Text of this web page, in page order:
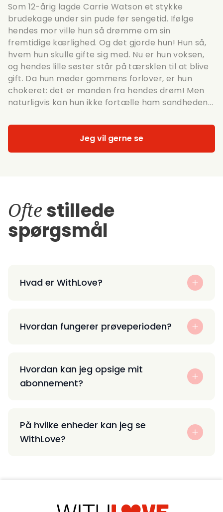
Som 12-årig lagde Carrie Watson et stykke
brudekage under sin pude før sengetid. Ifølge
hendes mor ville hun så drømme om sin
fremtidige kærlighed. Og det gjorde hun! Hun så,
hvem hun skulle gifte sig med. Nu er hun voksen,
og hendes lille søster står på tærsklen til at blive
gift. Da hun møder gommens forlover, er hun
chokeret: det er manden fra hendes drøm! Men
naturligvis kan hun ikke fortælle ham sandheden...
Jeg vil gerne se
Ofte stillede
spørgsmål
Hvad er WithLove?
Hvordan fungerer prøveperioden?
Hvordan kan jeg opsige mit
abonnement?
På hvilke enheder kan jeg se
WithLove?